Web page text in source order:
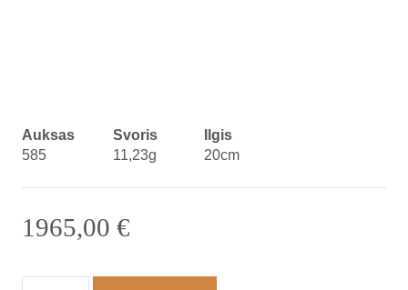
Auksas
585
Svoris
11,23g
Ilgis
20cm
1965,00 €